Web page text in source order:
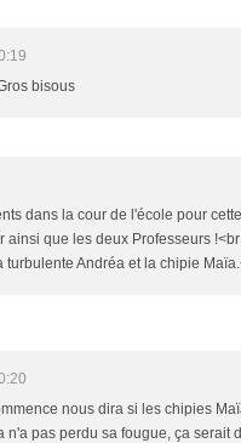
bisous
dans la cour de l'école pour
ainsi que les deux Professeurs
Andréa et la chipie
nous dira si les chipies
n'a pas perdu sa fougue, ça serait